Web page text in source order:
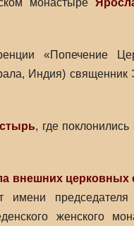
монастыре
«Попечение
Индия) священник
, где
внешних церковных
имени
женского